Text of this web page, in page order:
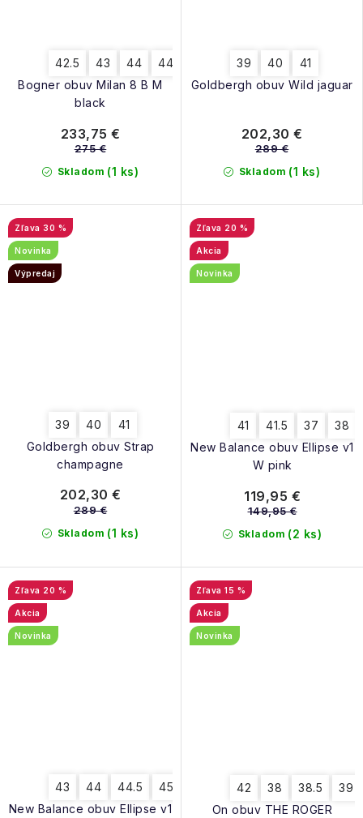
Bogner obuv Milan 8 B M
black
42.5 43 44 44.5 43.5
Skladom (1 ks)
233,75 €
275 €
Goldbergh obuv Wild jaguar
39 40 41
Skladom (1 ks)
202,30 €
289 €
Goldbergh obuv Strap
champagne
30 %
Novinka
Výpredaj
39 40 41
Skladom (1 ks)
202,30 €
289 €
New Balance obuv Ellipse v1
W pink
20 %
Akcia
Novinka
41 41.5 37 38
Skladom (2 ks)
119,95 €
149,95 €
New Balance obuv Ellipse v1
20 %
Akcia
Novinka
43 44 44.5 45
On obuv THE ROGER
15 %
Akcia
Novinka
42 38 38.5 39